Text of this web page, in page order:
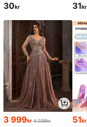
30kr 31kr
3 999kr 4 039kr 51kr